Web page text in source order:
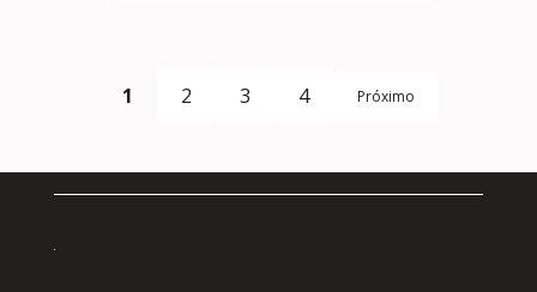
1 2 3 4 Próximo